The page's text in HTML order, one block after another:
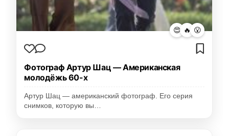
😍 🔥 😮
Фотограф Артур Шац — Американская
молодёжь 60-х
Артур Шац — американский фотограф. Его серия
снимков, которую вы…